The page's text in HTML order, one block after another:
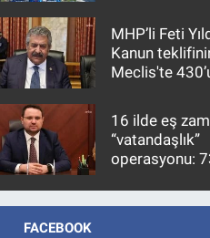
MHP’li Feti
Kanun
Meclis'te
kanunlaşacağı
görülmektedir
16 ilde eş
“vatandaşlık”
operasyonu:
FACEBOOK